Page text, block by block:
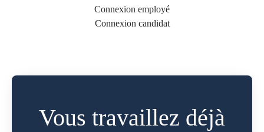
Connexion employé
Connexion candidat
Vous travaillez déjà